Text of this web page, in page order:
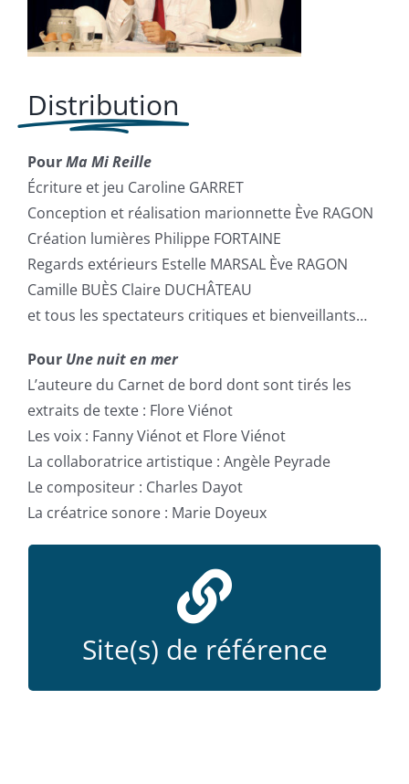
Distribution
PourMa Mi Reille
Écriture et jeu Caroline GARRET
Conception et réalisation marionnette Ève RAGON
Création lumières Philippe FORTAINE
Regards extérieurs Estelle MARSAL Ève RAGON
Camille BUÈS Claire DUCHÂTEAU
et tous les spectateurs critiques et bienveillants…
Pour Une nuit en mer
L’auteure du Carnet de bord dont sont tirés les
extraits de texte : Flore Viénot
Les voix : Fanny Viénot et Flore Viénot
La collaboratrice artistique : Angèle Peyrade
Le compositeur : Charles Dayot
La créatrice sonore : Marie Doyeux
Site(s) de référence
Le site du Festival des Arts du Récit
Le site de Gymnastique Volontaire Crolles
La compagnie Amaru
La compagnie Infusion